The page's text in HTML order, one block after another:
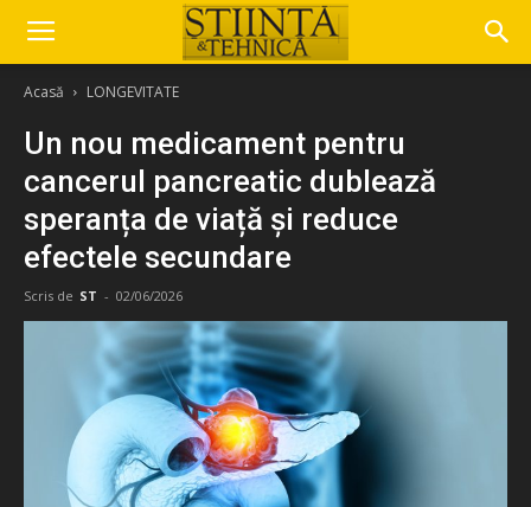
Acasă LONGEVITATE
Un nou medicament pentru
cancerul pancreatic dublează
speranța de viață și reduce
efectele secundare
Scris de ST - 02/06/2026